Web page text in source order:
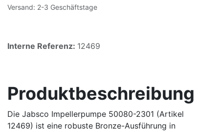
Versand: 2-3 Geschäftstage
Interne Referenz: 12469
Produktbeschreibung
Die Jabsco Impellerpumpe 50080-2301 (Artikel
12469) ist eine robuste Bronze-Ausführung in